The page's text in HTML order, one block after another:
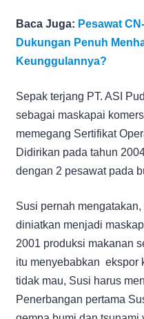
Baca Juga: Pesawat
Dukungan Penuh
Keunggulannya?
Sepak terjang PT. ASI
sebagai maskapai
memegang Sertifikat
Didirikan pada tahun
dengan 2 pesawat pada
Susi pernah
diniatkan menjadi
2001 produksi makanan
itu menyebabkan ekspor
tidak mau, Susi harus
Penerbangan pertama